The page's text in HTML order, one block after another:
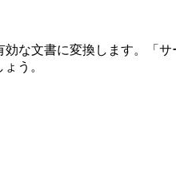
な文書に変換します。「
う。